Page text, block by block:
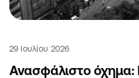
29 Ιουλίου 2026
Ανασφάλιστο όχημα: